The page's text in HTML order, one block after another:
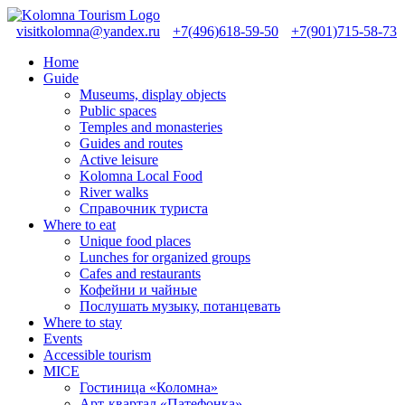
visitkolomna@yandex.ru +7(496)618-59-50
+7(901)715-58-73
Home
Guide
Museums, display objects
Public spaces
Temples and monasteries
Guides and routes
Active leisure
Kolomna Local Food
River walks
Справочник туриста
Where to eat
Unique food places
Lunches for organized groups
Cafes and restaurants
Кофейни и чайные
Послушать музыку, потанцевать
Where to stay
Events
Accessible tourism
MICE
Гостиница «Коломна»